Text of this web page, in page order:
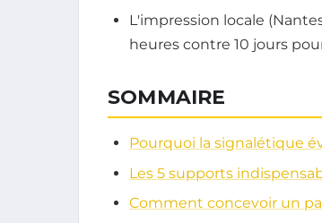
L'impression locale
heures contre 10 jours
SOMMAIRE
Pourquoi la signalétique
Les 5 supports
Comment concevoir un